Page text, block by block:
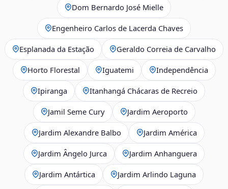
Dom Bernardo José Mielle
Engenheiro Carlos de Lacerda Chaves
Esplanada da Estação Geraldo Correia de Carvalho
Horto Florestal Iguatemi Independência
Ipiranga Itanhangá Chácaras de Recreio
Jamil Seme Cury Jardim Aeroporto
Jardim Alexandre Balbo Jardim América
Jardim Ângelo Jurca Jardim Anhanguera
Jardim Antártica Jardim Arlindo Laguna